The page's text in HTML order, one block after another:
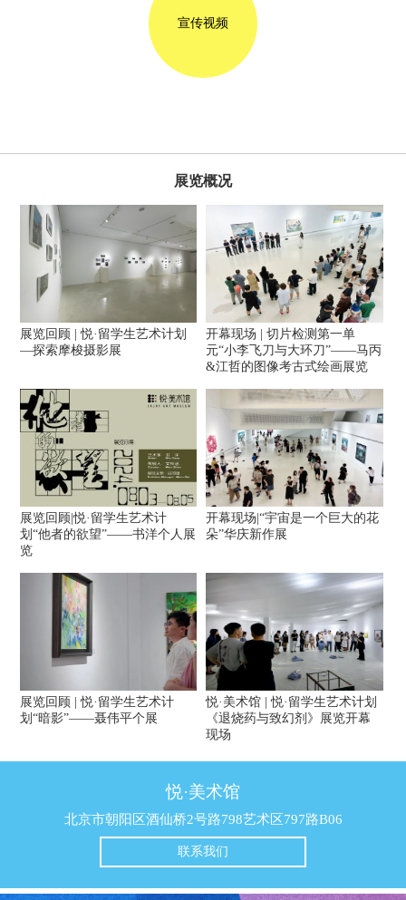
宣传视频
展览概况
展览回顾 | 悦·留学生艺术计划
—探索摩梭摄影展
开幕现场 | 切片检测第一单
元“小李飞刀与大环刀”——马丙
&江哲的图像考古式绘画展览
展览回顾|悦·留学生艺术计
划“他者的欲望”——书洋个人展
览
开幕现场|“宇宙是一个巨大的花
朵”华庆新作展
展览回顾 | 悦·留学生艺术计
划“暗影”——聂伟平个展
悦·美术馆 | 悦·留学生艺术计划
《退烧药与致幻剂》展览开幕
现场
悦·美术馆
北京市朝阳区酒仙桥2号路798艺术区797路B06
联系我们